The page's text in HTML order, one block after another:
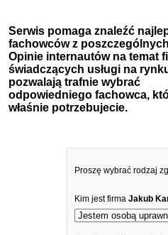
Serwis pomaga znaleźć
fachowców z
Opinie internautów na temat
świadczących usługi na
pozwalają trafnie wybrać
odpowiedniego fachowca,
właśnie potrzebujecie.
Proszę wybrać rodzaj
Kim jest firma Jakub